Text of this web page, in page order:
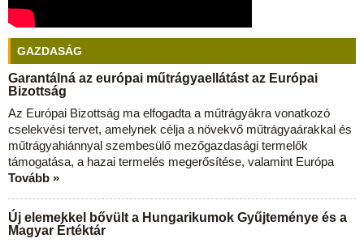
GAZDASÁG
Garantálná az európai műtrágyaellátást az Európai
Bizottság
Az Európai Bizottság ma elfogadta a műtrágyákra vonatkozó
cselekvési tervet, amelynek célja a növekvő műtrágyaárakkal és
műtrágyahiánnyal szembesülő mezőgazdasági termelők
támogatása, a hazai termelés megerősítése, valamint Európa
Tovább »
Új elemekkel bővült a Hungarikumok Gyűjteménye és a
Magyar Értéktár